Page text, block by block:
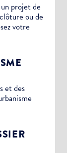
projet de
ou de
votre
et des